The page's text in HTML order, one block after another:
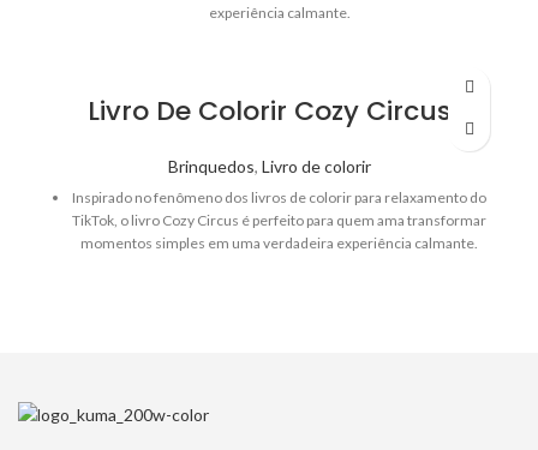
experiência calmante.
Livro De Colorir Cozy Circus
Brinquedos, Livro de colorir
Inspirado no fenômeno dos livros de colorir para relaxamento do
TikTok, o livro Cozy Circus é perfeito para quem ama transformar
momentos simples em uma verdadeira experiência calmante.